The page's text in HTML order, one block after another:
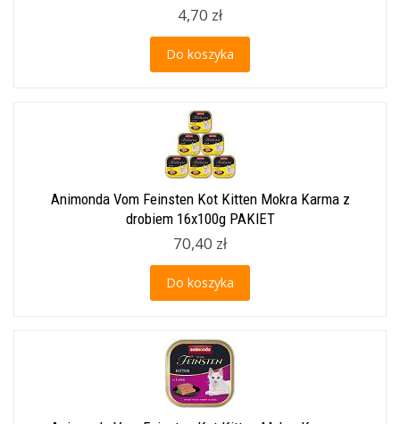
4,70 zł
Do koszyka
Animonda Vom Feinsten Kot Kitten Mokra Karma z
drobiem 16x100g PAKIET
70,40 zł
Do koszyka